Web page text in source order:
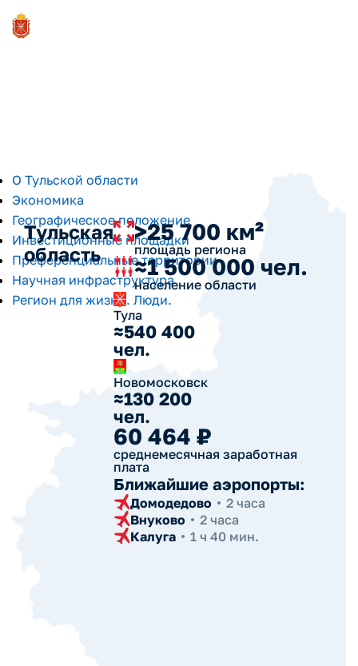
О Тульской области
Экономика
Географическое положение
Инвестиционные площадки
Преференциальные территории
Научная инфраструктура
Регион для жизни. Люди.
Тульская
область
>25 700 км²
площадь региона
≈540 400
чел.
Тула
≈130 200
чел.
Новомосковск
60 464 ₽
среднемесячная заработная
плата
≈1 500 000 чел.
население области
Ближайшие аэропорты:
Домодедово
2 часа
Внуково
2 часа
Калуга
1 ч 40 мин.